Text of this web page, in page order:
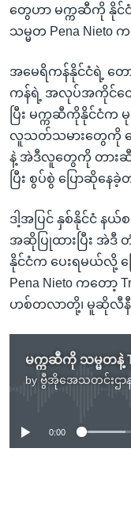
တွေဟာ မက္ကဆီကို နို
သမ္မတ Pena Nieto
အမေရိကန်နိုင်ငံရဲ့ တေ
ကန်ရဲ့ အလုပ်အကိုင်တွ
ပြီး မက္ကဆီကိုနိုင်ငံက
လူသတ်သမားတွေကို စ
နဲ့ အဲဒီလူတွေကို တားဆီ
ပြီး စွပ်စွဲ ပြောဆိုနေ
ဒါ့အပြင် နှစ်နိုင်ငံ န
အဆိုပြုထားပြီး အဲ
နိုင်ငံက ပေးရမယ်လို့ ပ
Pena Nieto ကတေ
ဟစ်တလာတို့၊ မူဆိုလီနီတို့
မက္ကဆီကို သမ္မတနဲ့
by ဗွီအိုအေသတင်းဌာ
No
0:00